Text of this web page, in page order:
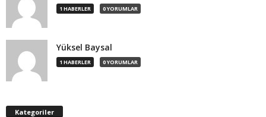
1 HABERLER 0 YORUMLAR
Yüksel Baysal
1 HABERLER 0 YORUMLAR
Kategoriler